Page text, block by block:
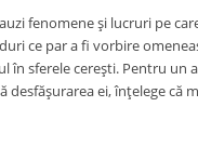
fenomene și lucruri pe
ce par a fi vorbire
sferele cerești. Pentru un
ei, înțelege că